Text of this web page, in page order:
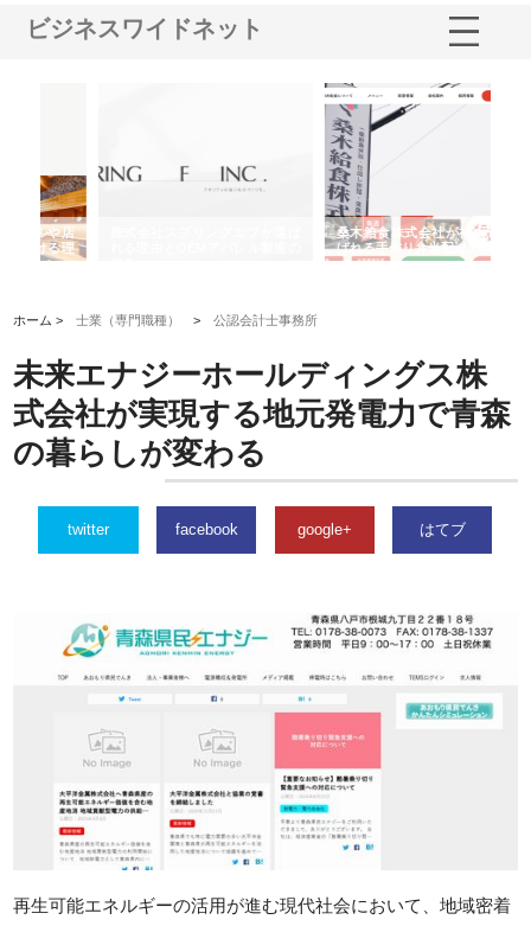
ビジネスワイドネット
株式会社スプリングエフが選ば
れる理由とOEMアパレル製造の
強み
桑木給食株式会社が福山市で選
ばれる手作り弁当配達の理由
ホーム >士業（専門職種） >公認会計士事務所
未来エナジーホールディングス株
式会社が実現する地元発電力で青森
の暮らしが変わる
twitter facebook google+ はてブ
再生可能エネルギーの活用が進む現代社会において、地域密着